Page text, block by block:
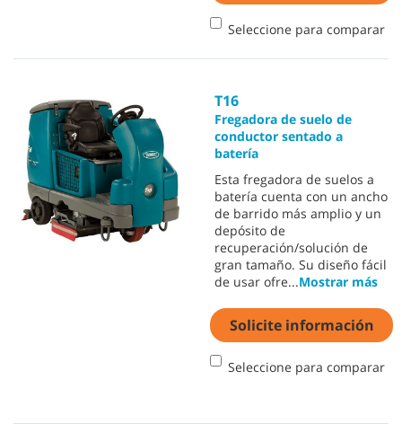
Seleccione para comparar
T16
Fregadora de suelo de
conductor sentado a
batería
Esta fregadora de suelos a
batería cuenta con un ancho
de barrido más amplio y un
depósito de
recuperación/solución de
gran tamaño. Su diseño fácil
de usar ofre...Mostrar más
Solicite información
Seleccione para comparar